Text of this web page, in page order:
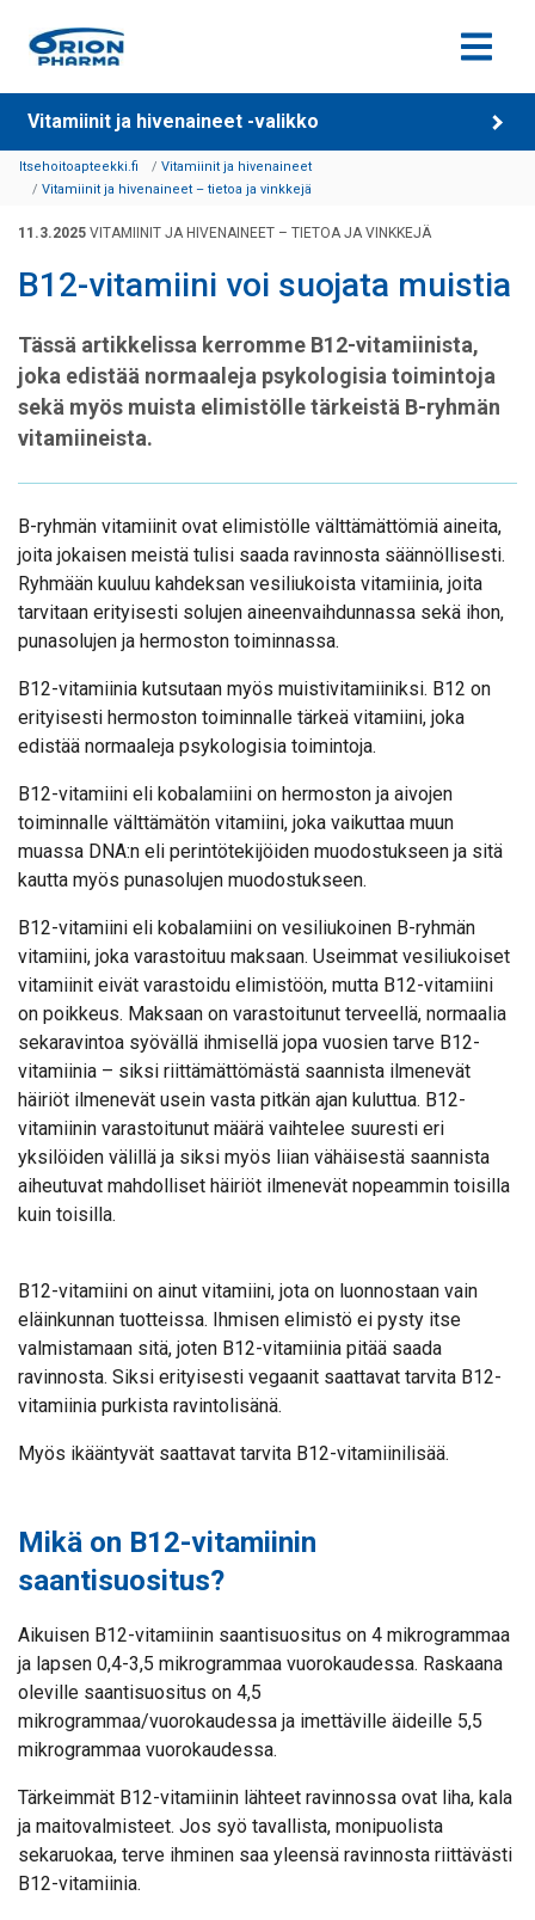
Siirry sisältöön
Vitamiinit ja hivenaineet -valikko
Itsehoitoapteekki.fi
Vitamiinit ja hivenaineet
Vitamiinit ja hivenaineet – tietoa ja vinkkejä
11.3.2025 VITAMIINIT JA HIVENAINEET – TIETOA JA VINKKEJÄ
B12-vitamiini voi suojata muistia
Tässä artikkelissa kerromme B12-vitamiinista,
joka edistää normaaleja psykologisia toimintoja
sekä myös muista elimistölle tärkeistä B-ryhmän
vitamiineista.
B-ryhmän vitamiinit ovat elimistölle välttämättömiä aineita,
joita jokaisen meistä tulisi saada ravinnosta säännöllisesti.
Ryhmään kuuluu kahdeksan vesiliukoista vitamiinia, joita
tarvitaan erityisesti solujen aineenvaihdunnassa sekä ihon,
punasolujen ja hermoston toiminnassa.
B12-vitamiinia kutsutaan myös muistivitamiiniksi. B12 on
erityisesti hermoston toiminnalle tärkeä vitamiini, joka
edistää normaaleja psykologisia toimintoja.
B12-vitamiini eli kobalamiini on hermoston ja aivojen
toiminnalle välttämätön vitamiini, joka vaikuttaa muun
muassa DNA:n eli perintötekijöiden muodostukseen ja sitä
kautta myös punasolujen muodostukseen.
B12-vitamiini eli kobalamiini on vesiliukoinen B-ryhmän
vitamiini, joka varastoituu maksaan. Useimmat vesiliukoiset
vitamiinit eivät varastoidu elimistöön, mutta B12-vitamiini
on poikkeus. Maksaan on varastoitunut terveellä, normaalia
sekaravintoa syövällä ihmisellä jopa vuosien tarve B12-
vitamiinia – siksi riittämättömästä saannista ilmenevät
häiriöt ilmenevät usein vasta pitkän ajan kuluttua. B12-
vitamiinin varastoitunut määrä vaihtelee suuresti eri
yksilöiden välillä ja siksi myös liian vähäisestä saannista
aiheutuvat mahdolliset häiriöt ilmenevät nopeammin toisilla
kuin toisilla.
B12-vitamiini on ainut vitamiini, jota on luonnostaan vain
eläinkunnan tuotteissa. Ihmisen elimistö ei pysty itse
valmistamaan sitä, joten B12-vitamiinia pitää saada
ravinnosta. Siksi erityisesti vegaanit saattavat tarvita B12-
vitamiinia purkista ravintolisänä.
Myös ikääntyvät saattavat tarvita B12-vitamiinilisää.
Mikä on B12-vitamiinin
saantisuositus?
Aikuisen B12-vitamiinin saantisuositus on 4 mikrogrammaa
ja lapsen 0,4-3,5 mikrogrammaa vuorokaudessa. Raskaana
oleville saantisuositus on 4,5
mikrogrammaa/vuorokaudessa ja imettäville äideille 5,5
mikrogrammaa vuorokaudessa.
Tärkeimmät B12-vitamiinin lähteet ravinnossa ovat liha, kala
ja maitovalmisteet. Jos syö tavallista, monipuolista
sekaruokaa, terve ihminen saa yleensä ravinnosta riittävästi
B12-vitamiinia.